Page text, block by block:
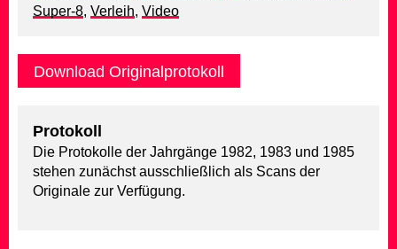
Super-8, Verleih, Video
Download Originalprotokoll
Protokoll
Die Protokolle der Jahrgänge 1982, 1983 und 1985
stehen zunächst ausschließlich als Scans der
Originale zur Verfügung.